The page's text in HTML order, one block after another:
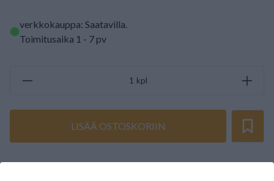
verkkokauppa: Saatavilla.
Toimitusaika 1 - 7 pv
kpl
LISÄÄ OSTOSKORIIN